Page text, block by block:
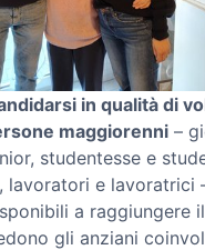
in qualità di
maggiorenni –
studentesse e
lavoratori e lavoratrici
a raggiungere
gli anziani